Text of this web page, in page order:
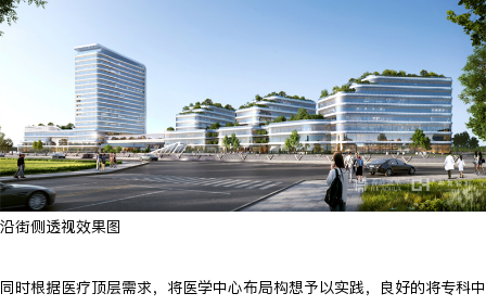
沿街侧透视效果图
同时根据医疗顶层需求，将医学中心布局构想予以实践，良好的将专科中